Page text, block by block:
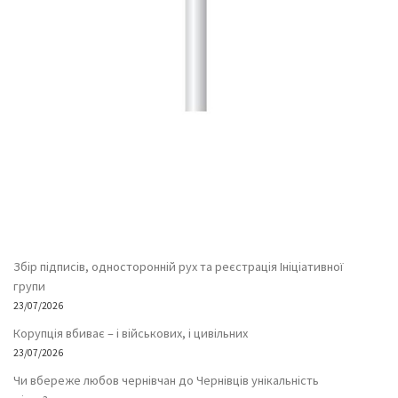
Збір підписів, односторонній рух та реєстрація Ініціативної
групи
23/07/2026
Корупція вбиває – і військових, і цивільних
23/07/2026
Чи вбереже любов чернівчан до Чернівців унікальність